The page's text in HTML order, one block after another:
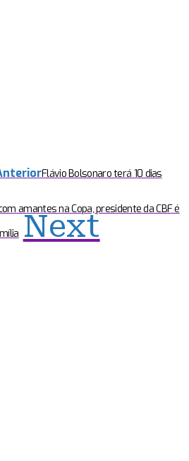
Flávio Bolsonaro terá 10 dias
amantes na Copa, presidente da CBF é
Next